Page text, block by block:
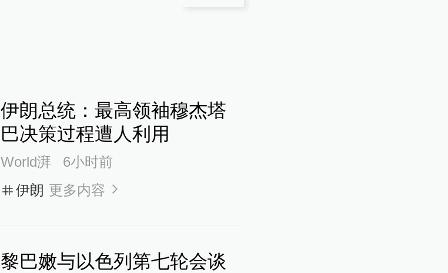
伊朗总统：最高领袖穆杰塔
巴决策过程遭人利用
World湃
6小时前
伊朗 更多内容
黎巴嫩与以色列第七轮会谈